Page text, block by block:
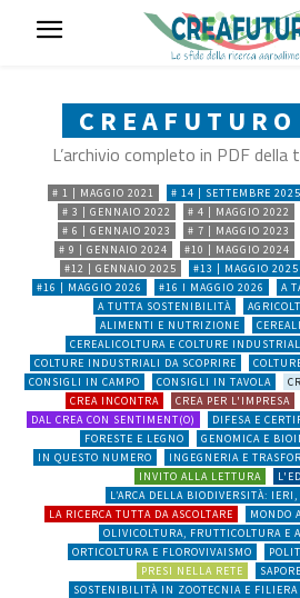
L’archivio completo in PDF
# 1 | MAGGIO 2021 # 14 | SETTEMBRE 2025
# 3 | GENNAIO 2022
# 4 | MAGGIO 2022
# 6 | GENNAIO 2023
# 7 | MAGGIO 2023
# 9 | GENNAIO 2024
#10 | MAGGIO 2024
#12 | GENNAIO 2025
#13 | MAGGIO 2025
#16 | MAGGIO 2026
#16 I MAGGIO 2026
A
A TUTTA SOSTENIBILITÀ
ALIMENTI E NUTRIZIONE
CEREALICOLTURA E COLTURE
COLTURE INDUSTRIALI DA SCOPRIRE
CONSIGLI IN CAMPO
CONSIGLI IN TAVOLA
CREA INCONTRA
CREA PER L'IMPRESA
DAL CREA CON SENTIMENT(O)
DIFESA E
FORESTE E LEGNO
GENOMICA E
IN QUESTO NUMERO
INGEGNERIA E
INVITO ALLA LETTURA
L’ARCA DELLA BIODIVERSITÀ:
LA RICERCA TUTTA DA ASCOLTARE
MONDO
OLIVICOLTURA, FRUTTICOLTURA E
ORTICOLTURA E FLOROVIVAISMO
PRESI NELLA RETE
SOSTENIBILITÀ IN ZOOTECNIA E FILIERA